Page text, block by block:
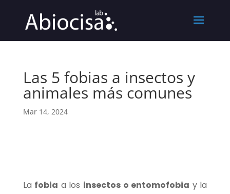
Las 5 fobias a insectos y
animales más comunes
Mar 14, 2024
La fobia a los insectos o entomofobia y la